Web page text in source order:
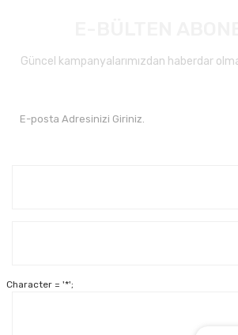
Güncel kampanyalarımızdan haberdar
Character = '*';